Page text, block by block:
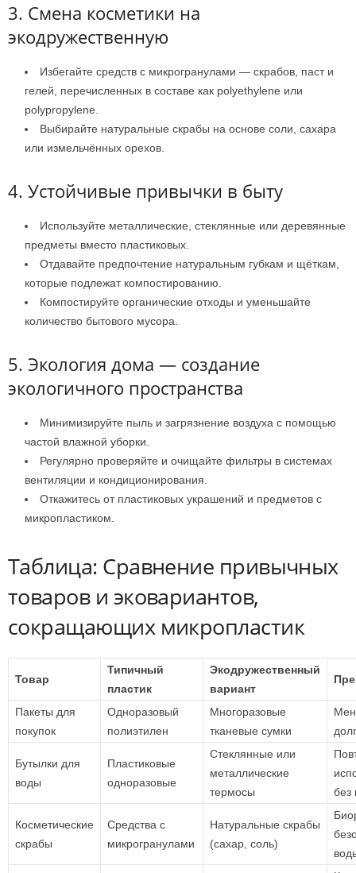
3. Смена косметики на
экодружественную
Избегайте средств с микрогранулами — скрабов, паст и
гелей, перечисленных в составе как polyethylene или
polypropylene.
Выбирайте натуральные скрабы на основе соли, сахара
или измельчённых орехов.
4. Устойчивые привычки в быту
Используйте металлические, стеклянные или деревянные
предметы вместо пластиковых.
Отдавайте предпочтение натуральным губкам и щёткам,
которые подлежат компостированию.
Компостируйте органические отходы и уменьшайте
количество бытового мусора.
5. Экология дома — создание
экологичного пространства
Минимизируйте пыль и загрязнение воздуха с помощью
частой влажной уборки.
Регулярно проверяйте и очищайте фильтры в системах
вентиляции и кондиционирования.
Откажитесь от пластиковых украшений и предметов с
микропластиком.
Таблица: Сравнение привычных
товаров и эковариантов,
сокращающих микропластик
Товар
Типичный
пластик
Экодружественный
вариант
Пакеты для
покупок
Одноразовый
полиэтилен
Многоразовые
тканевые сумки
Бутылки для
воды
Пластиковые
одноразовые
Стеклянные или
металлические
термосы
без
Косметические
скрабы
Средства с
микрогранулами
Натуральные скрабы
(сахар, соль)